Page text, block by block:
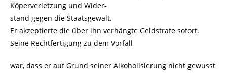
Köperverletzung und Wider-
stand gegen die Staatsgewalt.
Er akzeptierte die über ihn verhängte Geldstrafe sofort.
Seine Rechtfertigung zu dem Vorfall
war, dass er auf Grund seiner Alkoholisierung nicht gewusst